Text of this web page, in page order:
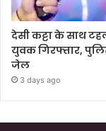
देसी कट्टा के साथ
युवक गिरफ्तार,
जेल
3 days ago